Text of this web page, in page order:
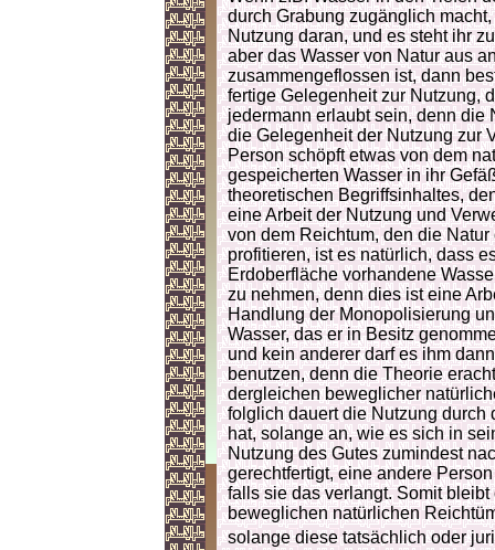
durch Grabung zugänglich
Nutzung daran, und es steht ihr
aber das Wasser von Natur aus
zusammengeflossen ist, dann
fertige Gelegenheit zur Nutzung,
jedermann erlaubt sein, denn die
die Gelegenheit der Nutzung zur
Person schöpft etwas von dem
gespeicherten Wasser in ihr
theoretischen Begriffsinhaltes,
eine Arbeit der Nutzung und
von dem Reichtum, den die
profitieren, ist es natürlich, dass
Erdoberfläche vorhandene
zu nehmen, denn dies ist eine
Handlung der Monopolisierung
Wasser, das er in Besitz
und kein anderer darf es ihm
benutzen, denn die Theorie
dergleichen beweglicher
folglich dauert die Nutzung
hat, solange an, wie es sich in
Nutzung des Gutes zumindest
gerechtfertigt, eine andere
falls sie das verlangt. Somit
beweglichen natürlichen
solange diese tatsächlich oder